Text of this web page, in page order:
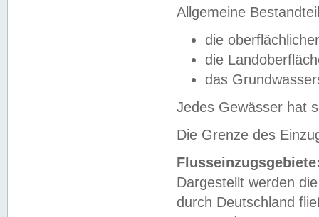
Allgemeine
die
die
das
Jedes Gewässer hat
Die Grenze des
Dargestellt werden
durch Deutschland